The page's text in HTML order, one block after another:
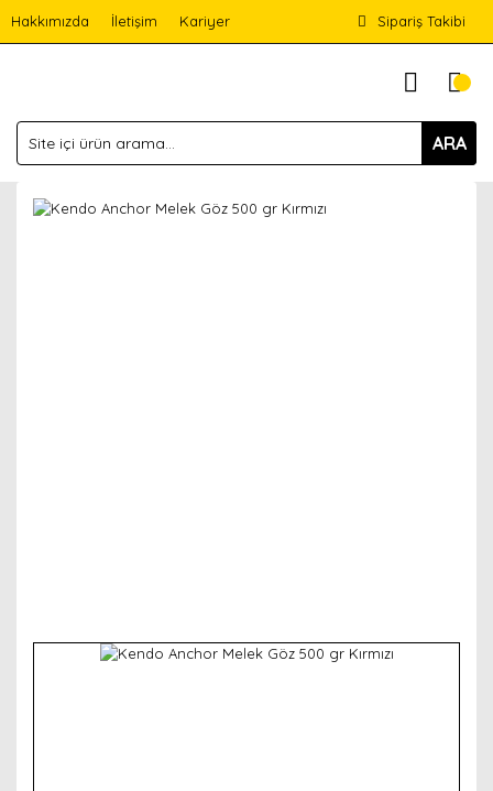
Hakkımızda İletişim Kariyer Sipariş Takibi
ARA